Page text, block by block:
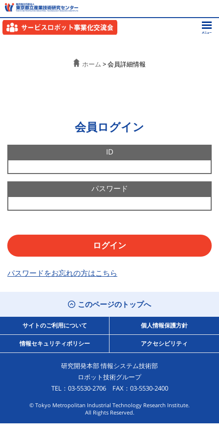
ホーム > 会員詳細情報
会員ログイン
ID
パスワード
パスワードをお忘れの方はこちら
このページのトップへ
サイトのご利用について 個人情報保護方針
情報セキュリティポリシー アクセシビリティ
研究開発本部 情報システム技術部
ロボット技術グループ
TEL：03-5530-2706 FAX：03-5530-2400
© Tokyo Metropolitan Industrial Technology Research Institute.
All Rights Reserved.